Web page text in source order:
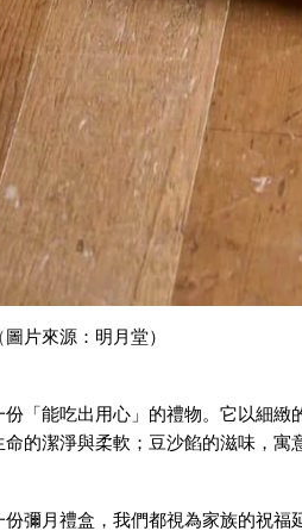
圖片來源：明月堂）
「能吃出用心」的禮物。它以細
的潔淨與柔軟；豆沙餡的滋味，寓
彌月禮盒，我們都視為家族的祝